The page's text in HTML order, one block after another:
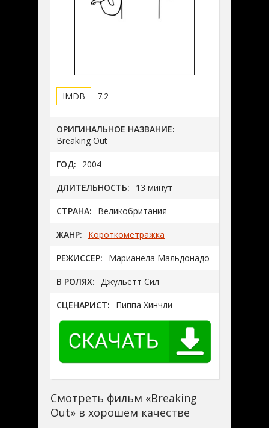
7.2
ОРИГИНАЛЬНОЕ НАЗВАНИЕ:
Breaking Out
ГОД: 2004
ДЛИТЕЛЬНОСТЬ: 13 минут
СТРАНА: Великобритания
ЖАНР: Короткометражка
РЕЖИССЕР: Марианела Мальдонадо
В РОЛЯХ: Джульетт Сил
СЦЕНАРИСТ: Пиппа Хинчли
Смотреть фильм «Breaking
Out» в хорошем качестве